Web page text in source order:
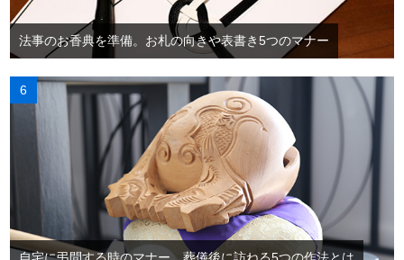
法事のお香典を準備。お札の向きや表書き5つのマナー